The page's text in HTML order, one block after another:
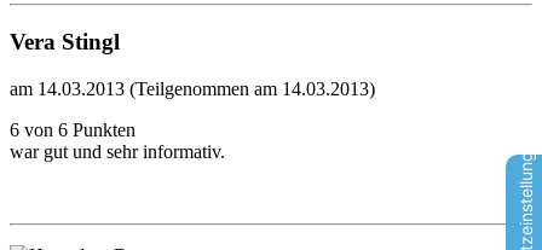
Vera Stingl
am 14.03.2013 (Teilgenommen am 14.03.2013)
6 von 6 Punkten
war gut und sehr informativ.